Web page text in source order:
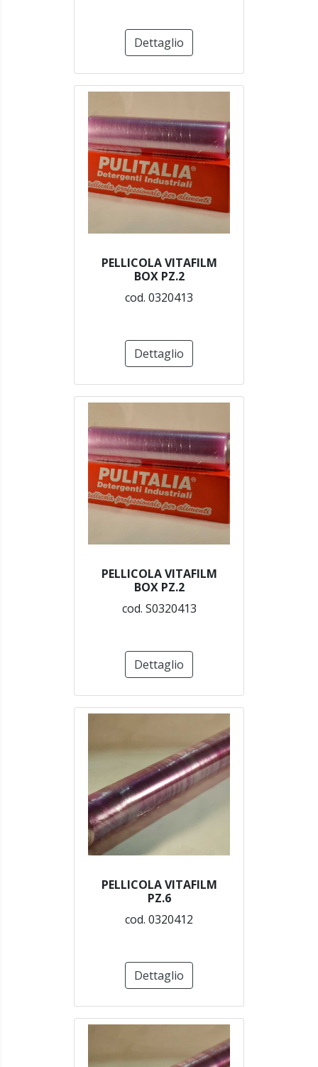
Dettaglio
PELLICOLA VITAFILM
BOX PZ.2
cod. 0320413
Dettaglio
PELLICOLA VITAFILM
BOX PZ.2
cod. S0320413
Dettaglio
PELLICOLA VITAFILM
PZ.6
cod. 0320412
Dettaglio